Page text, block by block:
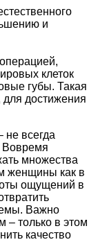
и
клеток
губы. Такая
достижения
не всегда
Вовремя
множества
женщины как в
ощущений в
Важно
– только в этом
качество